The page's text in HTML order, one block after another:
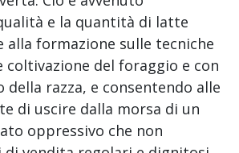
e la quantità di latte
formazione sulle tecniche
coltivazione del foraggio e con
razza, e consentendo alle
di uscire dalla morsa di un
oppressivo che non